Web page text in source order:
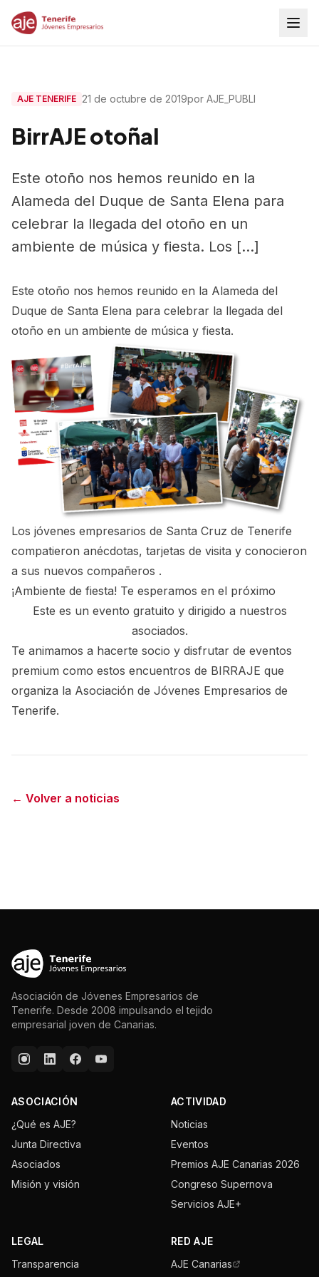
AJE TENERIFE 21 de octubre de 2019por AJE_PUBLI
BirrAJE otoñal
Este otoño nos hemos reunido en la
Alameda del Duque de Santa Elena para
celebrar la llegada del otoño en un
ambiente de música y fiesta. Los […]
Este otoño nos hemos reunido en la Alameda del
Duque de Santa Elena para celebrar la llegada del
otoño en un ambiente de música y fiesta.
Los jóvenes empresarios de Santa Cruz de Tenerife
compatieron anécdotas, tarjetas de visita y conocieron
a sus nuevos compañeros .
¡Ambiente de fiesta! Te esperamos en el próximo
Este es un evento gratuito y dirigido a nuestros
asociados.
Te animamos a hacerte socio y disfrutar de eventos
premium como estos encuentros de BIRRAJE que
organiza la Asociación de Jóvenes Empresarios de
Tenerife.
← Volver a noticias
Asociación de Jóvenes Empresarios de
Tenerife. Desde 2008 impulsando el tejido
empresarial joven de Canarias.
ASOCIACIÓN
¿Qué es AJE?
Junta Directiva
Asociados
Misión y visión
ACTIVIDAD
Noticias
Eventos
Premios AJE Canarias 2026
Congreso Supernova
Servicios AJE+
LEGAL
Transparencia
RED AJE
AJE Canarias